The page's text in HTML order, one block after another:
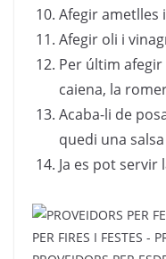
Afegir ametlles
Afegir oli i
Per últim afegir
caiena, la
Acaba-li de
quedi una
Ja es pot servir